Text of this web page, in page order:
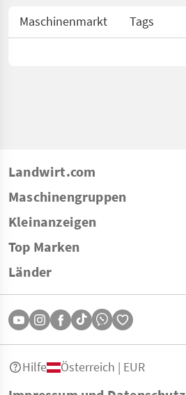
Maschinenmarkt Tags
Landwirt.com
Maschinengruppen
Kleinanzeigen
Top Marken
Länder
Hilfe Österreich | EUR